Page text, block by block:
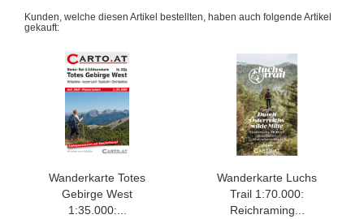
Kunden, welche diesen Artikel bestellten, haben auch folgende Artikel
gekauft:
Wanderkarte Totes
Gebirge West
1:35.000:...
Wanderkarte Luchs
Trail 1:70.000:
Reichraming...